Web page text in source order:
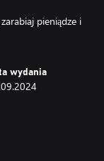
pieniądze i
wydania